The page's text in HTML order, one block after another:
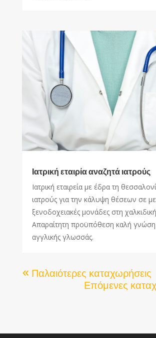
Ιατρική εταιρία αναζητά ιατρούς
Ιατρική εταιρεία με έδρα τη
ιατρούς για την κάλυψη θέσεων σε
ξενοδοχειακές μονάδες στη
Απαραίτητη προϋπόθεση καλή γνώση
αγγλικής γλωσσάς.
« Παλαιότερες καταχωρήσεις
Επόμενες